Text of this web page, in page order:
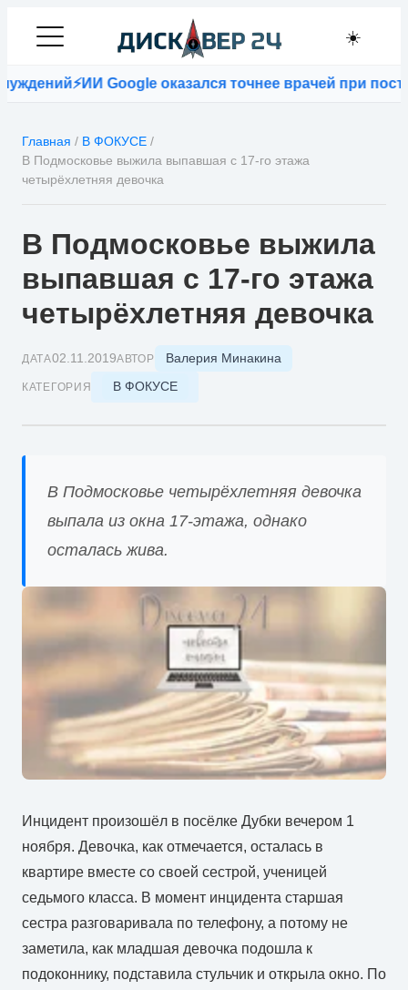
☀️
⚡ИИ Google оказался точнее врачей при
Главная / В ФОКУСЕ /
В Подмосковье выжила выпавшая с 17-го этажа
четырёхлетняя девочка
В Подмосковье выжила
выпавшая с 17-го этажа
четырёхлетняя девочка
ДАТА02.11.2019АВТОР Валерия Минакина
КАТЕГОРИЯ В ФОКУСЕ
В Подмосковье четырёхлетняя девочка
выпала из окна 17-этажа, однако
осталась жива.
Инцидент произошёл в посёлке Дубки вечером 1
ноября. Девочка, как отмечается, осталась в
квартире вместе со своей сестрой, ученицей
седьмого класса. В момент инцидента старшая
сестра разговаривала по телефону, а потому не
заметила, как младшая девочка подошла к
подоконнику, подставила стульчик и открыла окно. По